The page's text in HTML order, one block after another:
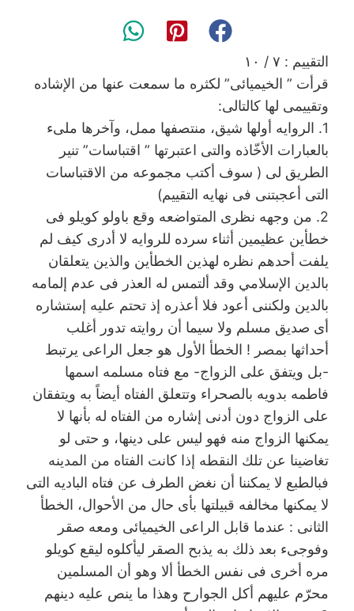
التقييم : ٧ / ١٠
قرأت ” الخيميائى” لكثره ما سمعت عنها من الإشاده
وتقييمى لها كالتالى:
1. الروايه أولها شيق، منتصفها ممل، وآخرها ملىء
بالعبارات الأخّاذه والتى اعتبرتها ” اقتباسات” تنير
الطريق لى ( سوف أكتب مجموعه من الاقتباسات
التى أعجبتنى فى نهايه التقييم)
2. من وجهه نظرى المتواضعه وقع باولو كويلو فى
خطأين عظيمين أثناء سرده للروايه لا أدرى كيف لم
يلفت أحدهم نظره لهذين الخطأين والذين يتعلقان
بالدين الإسلامي وقد ألتمس له العذر فى عدم إلمامه
بالدين ولكننى أعود فلا أعذره إذ تحتم عليه إستشاره
أى صديق مسلم ولا سيما أن روايته تدور أغلب
أحداثها بمصر ! الخطأ الأول هو جعل الراعى يرتبط
-بل ويتفق على الزواج- مع فتاه مسلمه اسمها
فاطمه بدويه بالصحراء وتتعلق الفتاه أيضاً به ويتفقان
على الزواج دون أدنى إشاره من الفتاه له بأنها لا
يمكنها الزواج منه فهو ليس على دينها، و حتى لو
تغاضينا عن تلك النقطه إذا كانت الفتاه من المدينه
فبالطبع لا يمكننا أن نغض الطرف عن فتاه الباديه التى
لا يمكنها مخالفه قبيلتها بأى حال من الأحوال، الخطأ
الثانى : عندما قابل الراعى الخيميائى ومعه صقر
وفوجىء بعد ذلك به يذبح الصقر ليأكلوه ليقع كويلو
مره أخرى فى نفس الخطأ ألا وهو أن المسلمين
محرّم عليهم أكل الجوارح وهذا ما ينص عليه دينهم